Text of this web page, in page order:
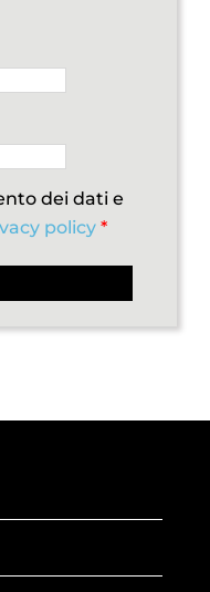
dei dati e
policy *